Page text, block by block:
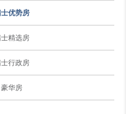
优势房
精选房
行政房
豪华房